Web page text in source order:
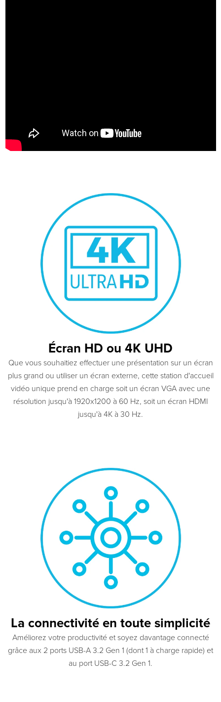
Écran HD ou 4K UHD
Que vous souhaitiez effectuer une présentation sur un écran
plus grand ou utiliser un écran externe, cette station d'accueil
vidéo unique prend en charge soit un écran VGA avec une
résolution jusqu'à 1920x1200 à 60 Hz, soit un écran HDMI
jusqu'à 4K à 30 Hz.
La connectivité en toute simplicité
Améliorez votre productivité et soyez davantage connecté
grâce aux 2 ports USB-A 3.2 Gen 1 (dont 1 à charge rapide) et
au port USB-C 3.2 Gen 1.